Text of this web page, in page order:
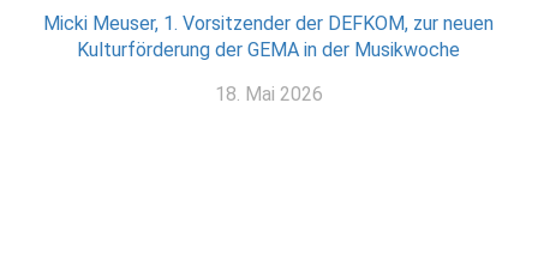
Micki Meuser, 1. Vorsitzender der DEFKOM, zur neuen
Kulturförderung der GEMA in der Musikwoche
18. Mai 2026